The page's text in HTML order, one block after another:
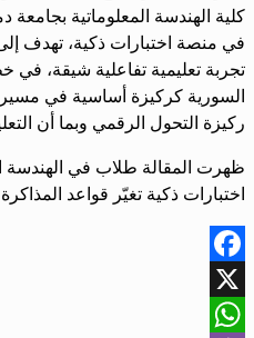
كلية الهندسة المعلوماتية
في منصة اختبارات ذكية، تهدف
تجربة تعليمية تفاعلية شيقة،
السورية كركيزة أساسية في
ركيزة التحول الرقمي وبما أن
ظهرت المقالة طلاب في الهندسة
اختبارات ذكية تغيّر قواعد
Facebook
X